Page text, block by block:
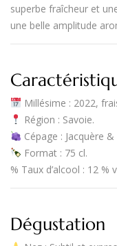
superbe fraîcheur et
une belle amplitude
Millésime : 2022,
Région : Savoie.
Cépage : Jacquère
Format: 75 cl.
% Taux d’alcool : 12 %
Dégustation